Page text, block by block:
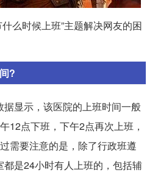
么时候上班”主题解决网友的困
?
显示，该医院的上班时间一般
12点下班，下午2点再次上班，
需要注意的是，除了行政班遵
是24小时有人上班的，包括辅